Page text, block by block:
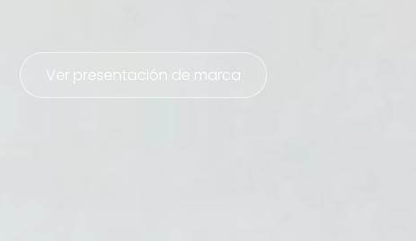
Ver presentación de marca